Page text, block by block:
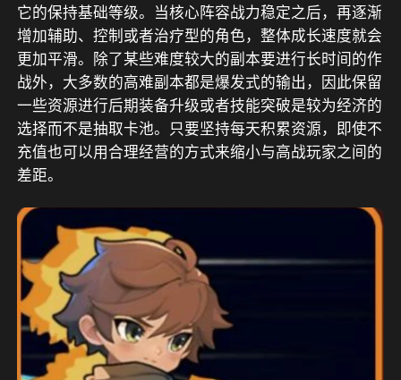
它的保持基础等级。当核心阵容战力稳定之后，再逐渐
增加辅助、控制或者治疗型的角色，整体成长速度就会
更加平滑。除了某些难度较大的副本要进行长时间的作
战外，大多数的高难副本都是爆发式的输出，因此保留
一些资源进行后期装备升级或者技能突破是较为经济的
选择而不是抽取卡池。只要坚持每天积累资源，即使不
充值也可以用合理经营的方式来缩小与高战玩家之间的
差距。